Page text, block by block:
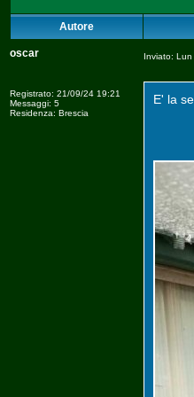
Autore
oscar
Registrato: 21/09/24 19:21
Messaggi: 5
Residenza: Brescia
Inviato:
E' la